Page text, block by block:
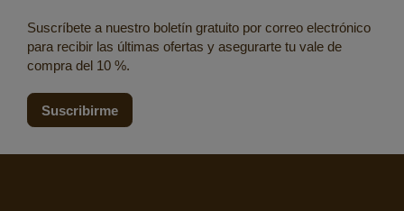
Suscríbete a nuestro boletín gratuito por correo electrónico
para recibir las últimas ofertas y asegurarte tu vale de
compra del 10 %.
Suscribirme